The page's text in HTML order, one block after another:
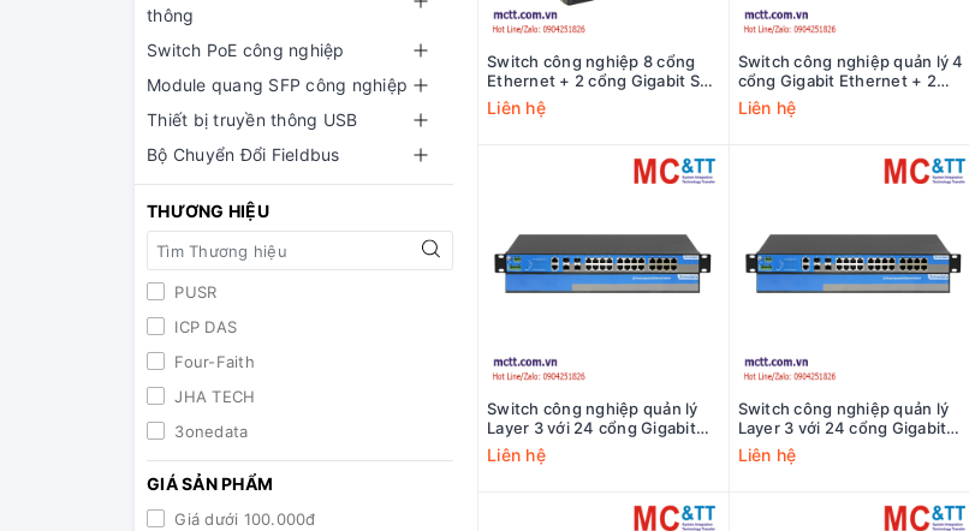
thông
Switch PoE công nghiệp
Module quang SFP công nghiệp
Thiết bị truyền thông USB
Bộ Chuyển Đổi Fieldbus
THƯƠNG HIỆU
PUSR
ICP DAS
Four-Faith
JHA TECH
3onedata
GIÁ SẢN PHẨM
Giá dưới 100.000đ
Switch công nghiệp 8 cổng
Ethernet + 2 cổng Gigabit SFP
3Onedata IES2010-8T2GS-
2P48
Liên hệ
Switch công nghiệp quản lý 4
cổng Gigabit Ethernet + 2
cổng Gigabit SFP USR-
ISG1204S-SFP
Liên hệ
Switch công nghiệp quản lý
Layer 3 với 24 cổng Gigabit
PoE + 4 cổng 10Gb SFP+
3Onedata ICS5400SL-
Liên hệ
Switch công nghiệp quản lý
Layer 3 với 24 cổng Gigabit
PoE + 4 cổng 10Gb SFP+
3Onedata ICS5400SL-
Liên hệ